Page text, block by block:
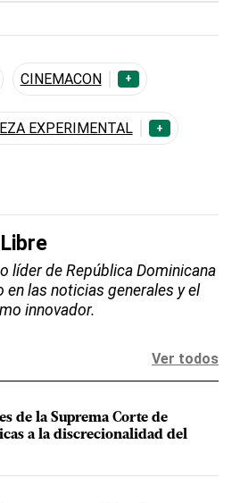
CINEMACON +
EXPERIMENTAL +
líder de República Dominicana
en las noticias generales y el
innovador.
Ver todos
de la Suprema Corte de
a la discrecionalidad del